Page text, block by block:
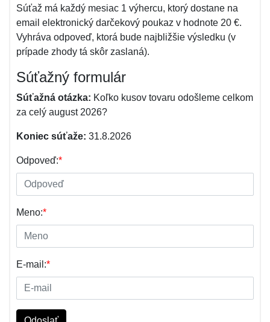
Súťaž má každý mesiac 1 výhercu, ktorý dostane na
email elektronický darčekový poukaz v hodnote 20 €.
Vyhráva odpoveď, ktorá bude najbližšie výsledku (v
prípade zhody tá skôr zaslaná).
Súťažný formulár
Súťažná otázka: Koľko kusov tovaru odošleme celkom
za celý august 2026?
Koniec súťaže: 31.8.2026
Odpoveď:*
Meno:*
E-mail:*